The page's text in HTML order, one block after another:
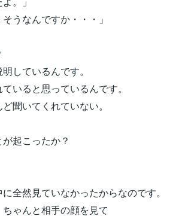
うなんですか・・・」
しているんです。
いると思っているんです。
聞いてくれていない。
起こったか？
全然見ていなかったからなのです。
ゃんと相手の顔を見て